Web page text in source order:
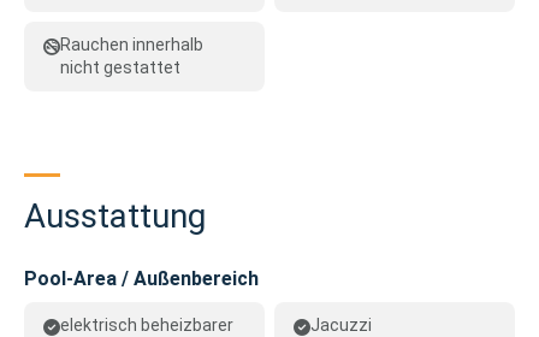
Rauchen innerhalb
nicht gestattet
Ausstattung
Pool-Area / Außenbereich
elektrisch beheizbarer
Jacuzzi